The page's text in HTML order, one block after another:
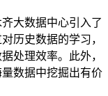
大数据中心引入了
历史数据的学习，
处理效率。此外，
数据中挖掘出有价